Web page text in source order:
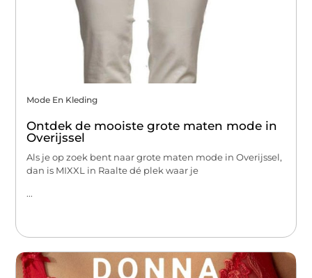
Mode En Kleding
Ontdek de mooiste grote maten mode in
Overijssel
Als je op zoek bent naar grote maten mode in Overijssel,
dan is MIXXL in Raalte dé plek waar je
...